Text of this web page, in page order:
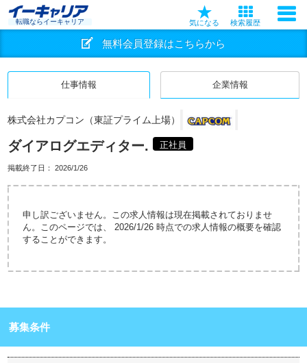
転職ならイーキャリア 気になる 検索履歴
無料会員登録はこちらから
仕事情報 企業情報
株式会社カプコン（東証プライム上場）
ダイアログエディター. 正社員
掲載終了日： 2026/1/26
申し訳ございません。この求人情報は現在掲載されておりませ
ん。このページでは、 2026/1/26 時点での求人情報の概要を確認
することができます。
募集条件